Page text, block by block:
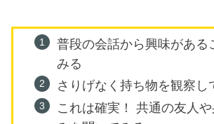
普段の会話から興味がある
みる
さりげなく持ち物を観察し
これは確実！ 共通の友人